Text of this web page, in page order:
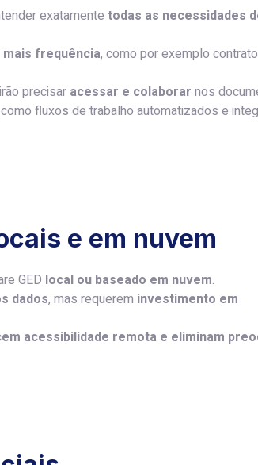
exatamente todas as necessidades
mais frequência, como por exemplo
precisar acessar e colaborar nos
fluxos de trabalho automatizados e
e em nuvem
GED local ou baseado em nuvem.
dados, mas requerem investimento em
acessibilidade remota e eliminam